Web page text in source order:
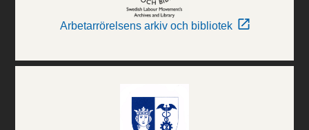
Arbetarrörelsens arkiv och bibliotek